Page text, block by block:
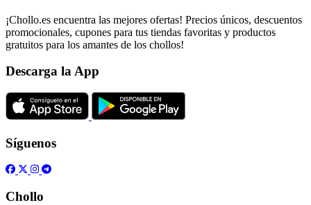
¡Chollo.es encuentra las mejores ofertas! Precios únicos, descuentos
promocionales, cupones para tus tiendas favoritas y productos
gratuitos para los amantes de los chollos!
Descarga la App
Síguenos
Chollo